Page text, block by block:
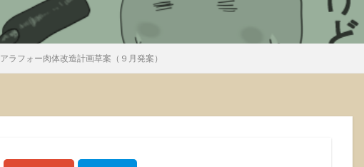
アラフォー肉体改造計画草案（９月発案）